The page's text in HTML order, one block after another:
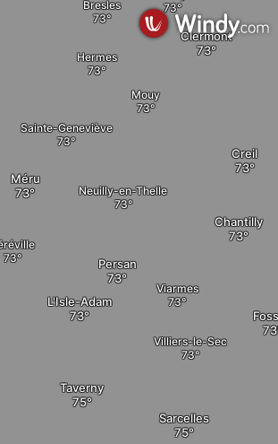
Hermes
Méru
Sainte-Geneviève
Neuilly-en-Thelle
Mouy
Clermont
Bresles
Creil
Chantilly
Persan
L'Isle-Adam
Taverny
Villiers-le-Sec
Sarcelles
Viarmes